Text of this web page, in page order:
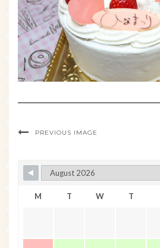
PREVIOUS IMAGE
M T W T